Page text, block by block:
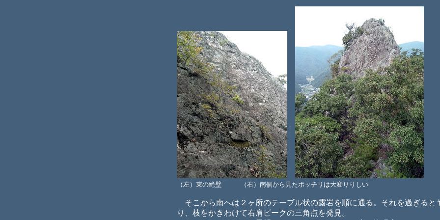
（左）東の絶壁 （右）南側から見たポッチリは大変りりしい
そこから南へは２ヶ所のテーブル状の露岩を順に通る。それを過ぎると
り、枝をかきわけて右肩ピークの三角点を発見。